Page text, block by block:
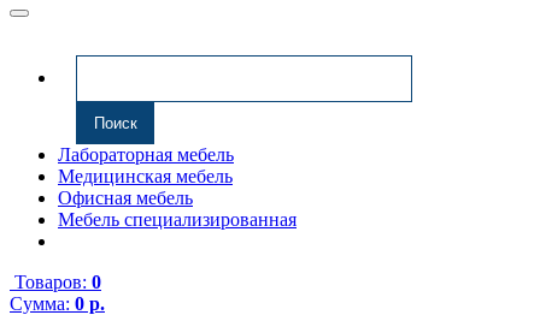
Лабораторная мебель
Медицинская мебель
Офисная мебель
Мебель специализированная
Товаров: 0
Сумма: 0 р.